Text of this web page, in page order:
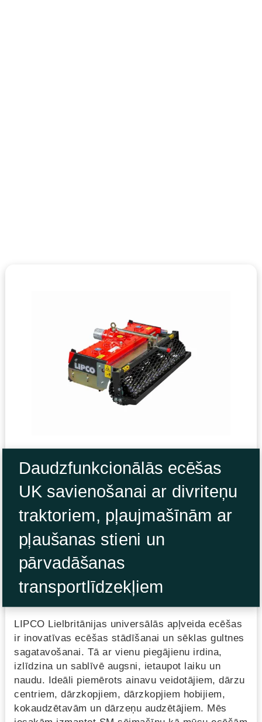
Daudzfunkcionālās ecēšas
UK savienošanai ar divriteņu
traktoriem, pļaujmašīnām ar
pļaušanas stieni un
pārvadāšanas
transportlīdzekļiem
LIPCO Lielbritānijas universālās apļveida ecēšas
ir inovatīvas ecēšas stādīšanai un sēklas gultnes
sagatavošanai. Tā ar vienu piegājienu irdina,
izlīdzina un sablīvē augsni, ietaupot laiku un
naudu. Ideāli piemērots ainavu veidotājiem, dārzu
centriem, dārzkopjiem, dārzkopjiem hobijiem,
kokaudzētavām un dārzeņu audzētājiem. Mēs